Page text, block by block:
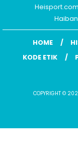
Heisport.com
HOME
KODE ETIK
COPYRIGHT ©